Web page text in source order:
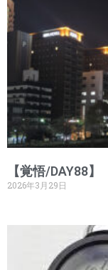
【覚悟/DAY88】
2026年3月29日